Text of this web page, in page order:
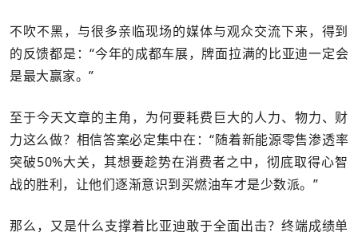
不吹不黑，与很多亲临现场的媒体与观众交流下来，得到
的反馈都是：“今年的成都车展，牌面拉满的比亚迪一定会
是最大赢家。”
至于今天文章的主角，为何要耗费巨大的人力、物力、财
力这么做？相信答案必定集中在：“随着新能源零售渗透率
突破50%大关，其想要趁势在消费者之中，彻底取得心智
战的胜利，让他们逐渐意识到买燃油车才是少数派。”
那么，又是什么支撑着比亚迪敢于全面出击？终端成绩单